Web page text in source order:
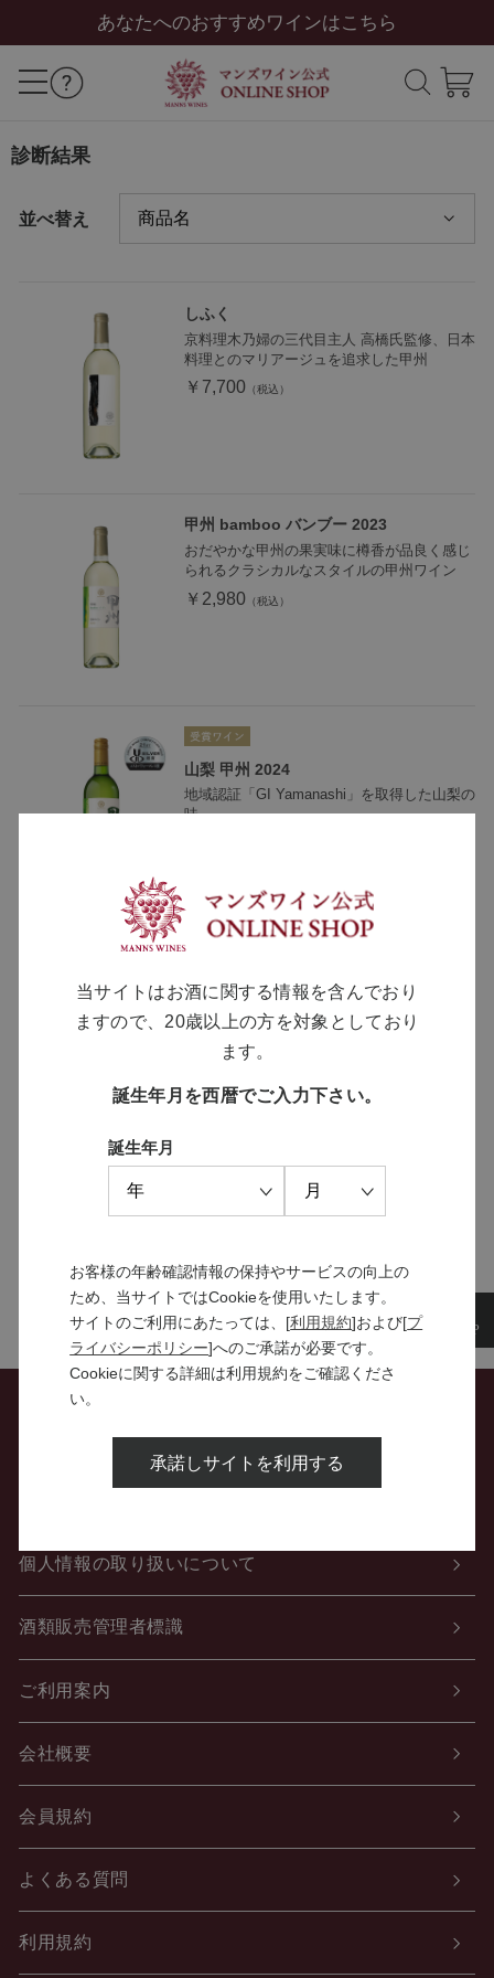
あなたへのおすすめワインはこちら
診断結果
並べ替え
しふく
京料理木乃婦の三代目主人 高橋氏監修、日本
料理とのマリアージュを追求した甲州
￥7,700
甲州 bamboo バンブー 2023
おだやかな甲州の果実味に樽香が品良く感じ
られるクラシカルなスタイルの甲州ワイン
￥2,980
山梨 甲州 2024
地域認証「GI Yamanashi」を取得した山梨の
味
MANNS WINE
お問い合わせ
個人情報の取り扱いについて
酒類販売管理者標識
ご利用案内
会社概要
会員規約
よくある質問
利用規約
当サイトはお酒に関する情報を含んでおり
ますので、20歳以上の方を対象としており
ます。
誕生年月を西暦でご入力下さい。
誕生年月
お客様の年齢確認情報の保持やサービスの向上の
ため、当サイトではCookieを使用いたします。
サイトのご利用にあたっては、[利用規約]および[プ
ライバシーポリシー]へのご承諾が必要です。
Cookieに関する詳細は利用規約をご確認くださ
い。
承諾しサイトを利用する